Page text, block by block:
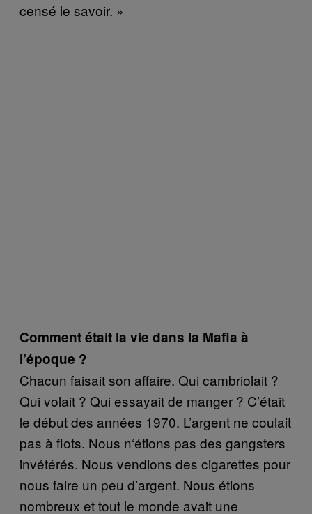
censé le savoir. »
Comment était la vie dans la Mafia à
l’époque ?
Chacun faisait son affaire. Qui cambriolait ?
Qui volait ? Qui essayaitde manger ? C’était
le début des années 1970. L’argent ne coulait
pas à flots. Nous n‘étions pas des gangsters
invétérés. Nous vendions des cigarettes pour
nous faire un peu d’argent. Nous étions
nombreux et tout le monde avait une